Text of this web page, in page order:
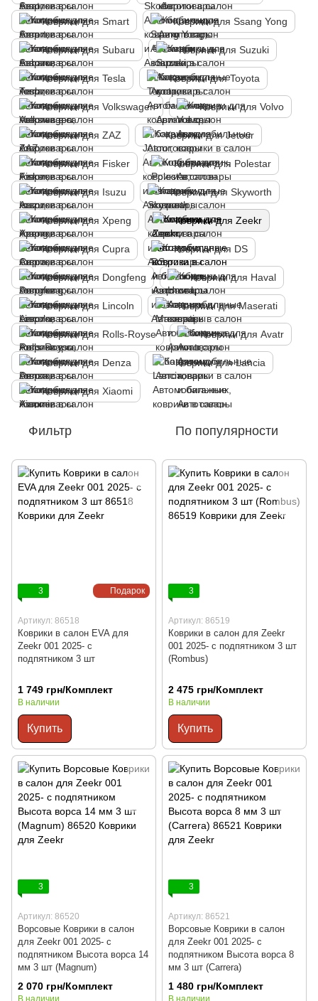
Коврики для Smart Коврики для Ssang Yong
Коврики для Subaru Коврики для Suzuki
Коврики для Tesla Коврики для Toyota
Коврики для Volkswagen Коврики для Volvo
Коврики для ZAZ Коврики для Jetour
Коврики для Fisker Коврики для Polestar
Коврики для Isuzu Коврики для Skyworth
Коврики для Xpeng Коврики для Zeekr
Коврики для Cupra Коврики для DS
Коврики для Dongfeng Коврики для Haval
Коврики для Lincoln Коврики для Maserati
Коврики для Rolls-Royse Коврики для Avatr
Коврики для Denza Коврики для Lancia
Коврики для Xiaomi
Фильтр По популярности
Подарок
3
Артикул: 86518
Коврики в салон EVA для
Zeekr 001 2025- с
подпятником 3 шт
1 749 грн/Комплект
В наличии
Купить
3
Артикул: 86519
Коврики в салон для Zeekr
001 2025- с подпятником 3 шт
(Rombus)
2 475 грн/Комплект
В наличии
Купить
3
Артикул: 86520
Ворсовые Коврики в салон
для Zeekr 001 2025- с
подпятником Высота ворса 14
мм 3 шт (Magnum)
2 070 грн/Комплект
В наличии
3
Артикул: 86521
Ворсовые Коврики в салон
для Zeekr 001 2025- с
подпятником Высота ворса 8
мм 3 шт (Carrera)
1 480 грн/Комплект
В наличии